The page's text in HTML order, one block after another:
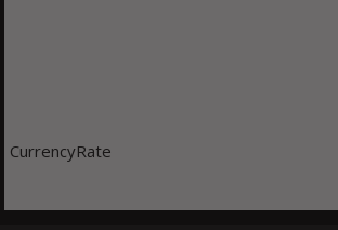
CurrencyRate